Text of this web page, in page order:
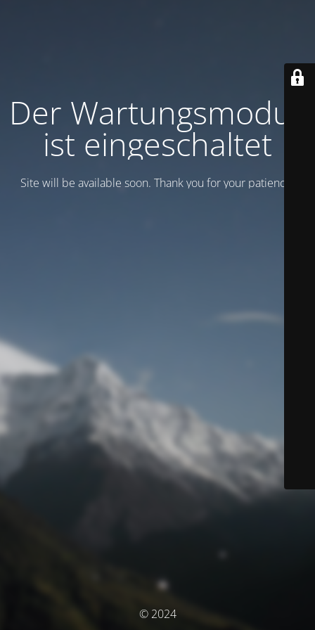
Der Wartungsmodus
ist eingeschaltet
Site will be available soon. Thank you for your patience!
© 2024